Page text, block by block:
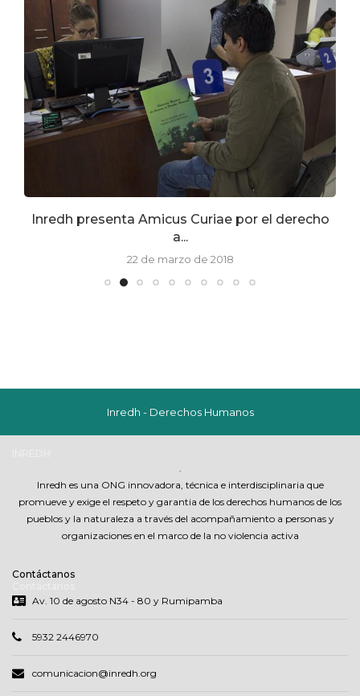
Inredh presenta Amicus Curiae por el derecho
a...
22 de marzo de 2018
Inredh - Derechos Humanos
.
Inredh es una ONG innovadora, técnica e interdisciplinaria que
promueve y exige el respeto y garantia de los derechos humanos de los
pueblos y la naturaleza a través del acompañamiento a personas y
organizaciones en el marco de la no violencia activa
Contáctanos
Av. 10 de agosto N34 - 80 y Rumipamba
5932 2446970
comunicacion@inredh.org